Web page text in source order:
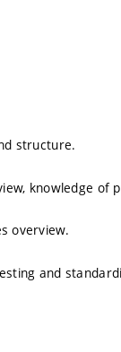
structure.
knowledge of
overview.
and